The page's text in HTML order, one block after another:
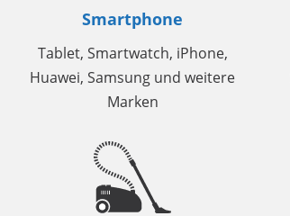
Smartphone
Tablet, Smartwatch, iPhone,
Huawei, Samsung und weitere
Marken